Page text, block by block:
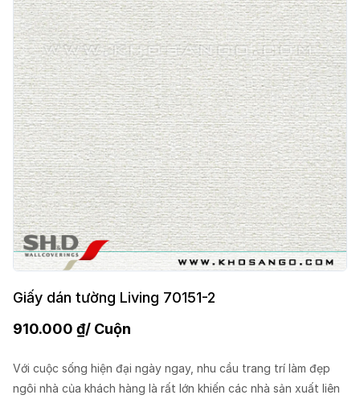
Giấy dán tường Living 70151-2
910.000 ₫/ Cuộn
Với cuộc sống hiện đại ngày ngay, nhu cầu trang trí làm đẹp
ngôi nhà của khách hàng là rất lớn khiến các nhà sản xuất liên